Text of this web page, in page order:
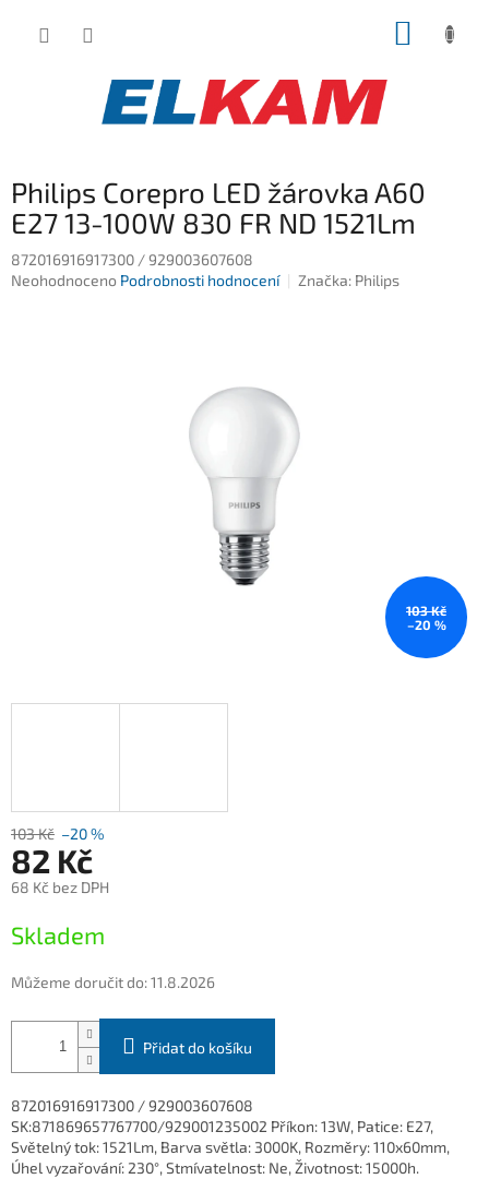
Philips Corepro LED žárovka A60
E27 13-100W 830 FR ND 1521Lm
872016916917300 / 929003607608
Průměrné
Neohodnoceno Podrobnosti hodnocení Značka: Philips
103 Kč
–20 %
103 Kč –20 %
82 Kč
68 Kč bez DPH
cena:
Skladem
Můžeme doručit do:11.8.2026
Přidat do košíku
872016916917300 / 929003607608
SK:871869657767700/929001235002 Příkon: 13W, Patice: E27,
Světelný tok: 1521Lm, Barva světla: 3000K, Rozměry: 110x60mm,
Úhel vyzařování: 230°, Stmívatelnost: Ne, Životnost: 15000h.